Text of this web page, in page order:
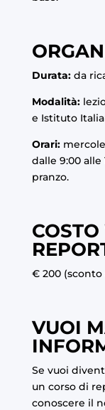
Durata: da
Modalità:
e Istituto
Orari:
dalle 9:00 alle
pranzo.
€ 200 (sconto
VUOI
Se vuoi
un corso di
conoscere il